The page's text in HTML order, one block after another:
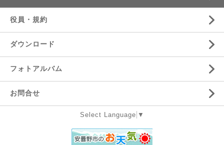
役員・規約
ダウンロード
フォトアルバム
お問合せ
Select Language ▼